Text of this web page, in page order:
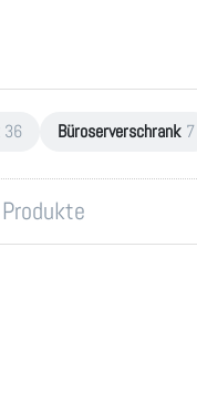
36 Büroserverschrank 7